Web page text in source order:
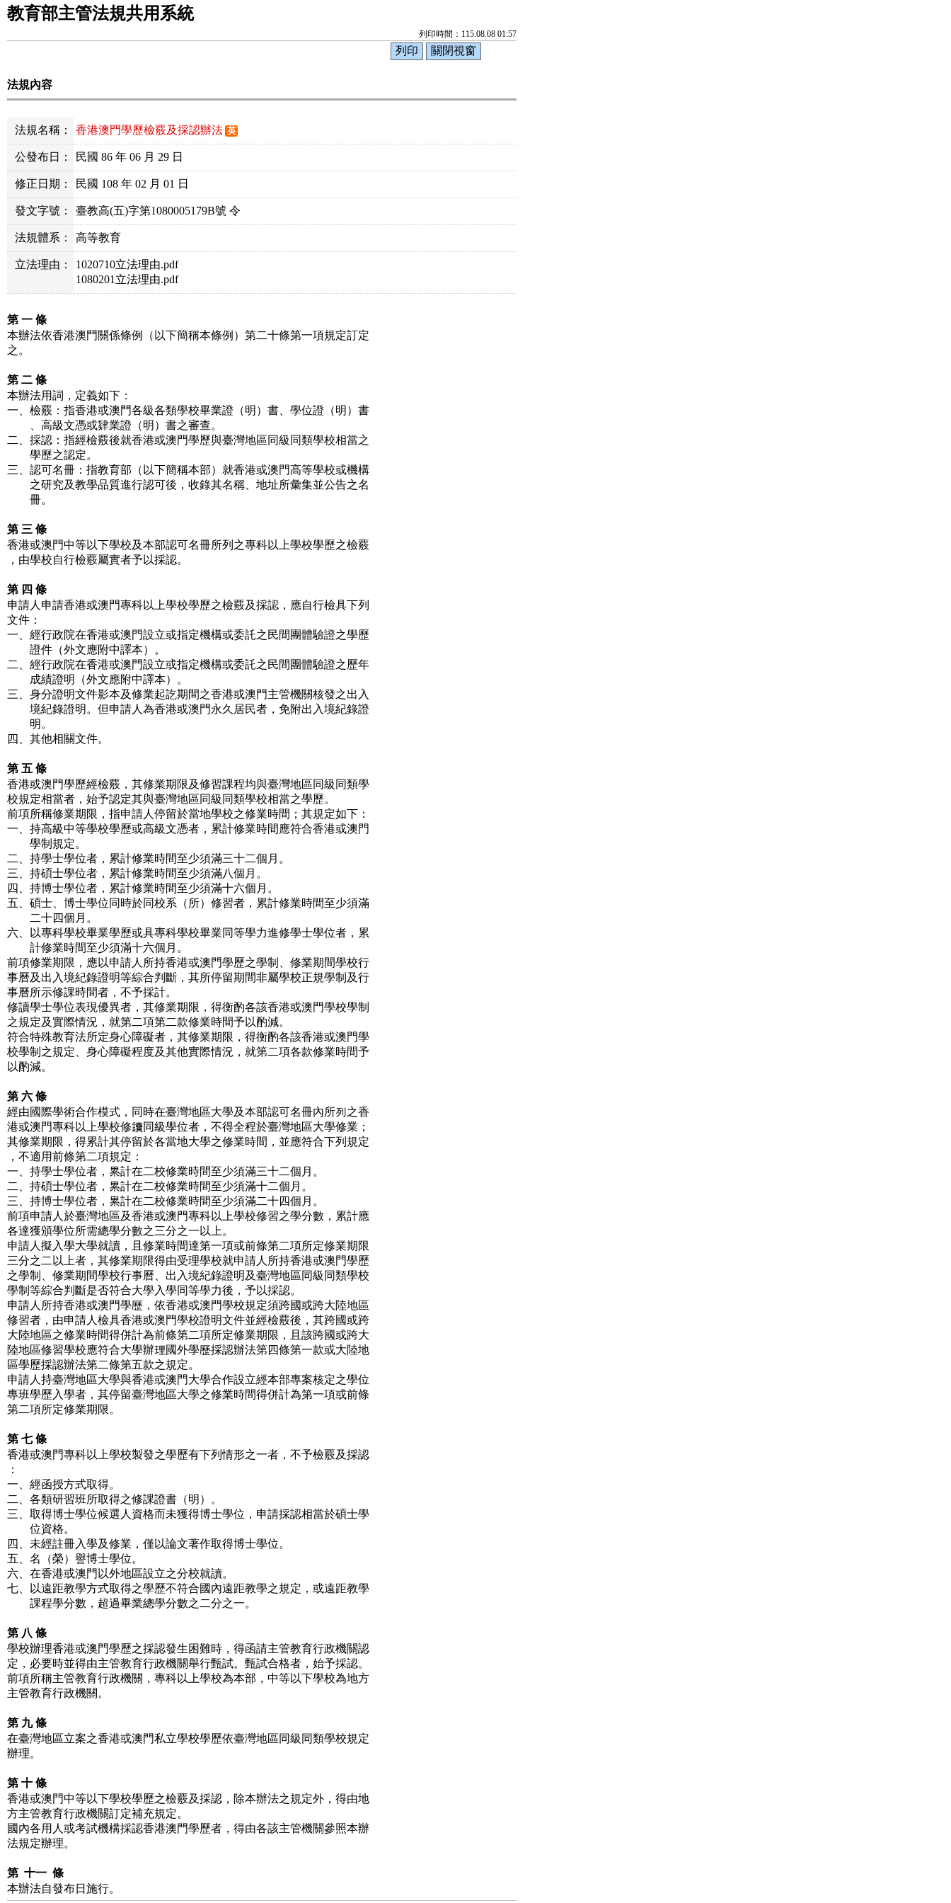
教育部主管法規共用系統
列印時間：115.08.08 01:57
法規內容
法規名稱： 香港澳門學歷檢覈及採認辦法 英
公發布日： 民國 86 年 06 月 29 日
修正日期： 民國 108 年 02 月 01 日
發文字號： 臺教高(五)字第1080005179B號 令
法規體系： 高等教育
立法理由：
1020710立法理由.pdf
1080201立法理由.pdf
第 一 條
本辦法依香港澳門關係條例（以下簡稱本條例）第二十條第一項規定訂定
之。
第 二 條
本辦法用詞，定義如下：
一、檢覈：指香港或澳門各級各類學校畢業證（明）書、學位證（明）書
、高級文憑或肄業證（明）書之審查。
二、採認：指經檢覈後就香港或澳門學歷與臺灣地區同級同類學校相當之
學歷之認定。
三、認可名冊：指教育部（以下簡稱本部）就香港或澳門高等學校或機構
之研究及教學品質進行認可後，收錄其名稱、地址所彙集並公告之名
冊。
第 三 條
香港或澳門中等以下學校及本部認可名冊所列之專科以上學校學歷之檢覈
，由學校自行檢覈屬實者予以採認。
第 四 條
申請人申請香港或澳門專科以上學校學歷之檢覈及採認，應自行檢具下列
文件：
一、經行政院在香港或澳門設立或指定機構或委託之民間團體驗證之學歷
證件（外文應附中譯本）。
二、經行政院在香港或澳門設立或指定機構或委託之民間團體驗證之歷年
成績證明（外文應附中譯本）。
三、身分證明文件影本及修業起訖期間之香港或澳門主管機關核發之出入
境紀錄證明。但申請人為香港或澳門永久居民者，免附出入境紀錄證
明。
四、其他相關文件。
第 五 條
香港或澳門學歷經檢覈，其修業期限及修習課程均與臺灣地區同級同類學
校規定相當者，始予認定其與臺灣地區同級同類學校相當之學歷。
前項所稱修業期限，指申請人停留於當地學校之修業時間；其規定如下：
一、持高級中等學校學歷或高級文憑者，累計修業時間應符合香港或澳門
學制規定。
二、持學士學位者，累計修業時間至少須滿三十二個月。
三、持碩士學位者，累計修業時間至少須滿八個月。
四、持博士學位者，累計修業時間至少須滿十六個月。
五、碩士、博士學位同時於同校系（所）修習者，累計修業時間至少須滿
二十四個月。
六、以專科學校畢業學歷或具專科學校畢業同等學力進修學士學位者，累
計修業時間至少須滿十六個月。
前項修業期限，應以申請人所持香港或澳門學歷之學制、修業期間學校行
事曆及出入境紀錄證明等綜合判斷，其所停留期間非屬學校正規學制及行
事曆所示修課時間者，不予採計。
修讀學士學位表現優異者，其修業期限，得衡酌各該香港或澳門學校學制
之規定及實際情況，就第二項第二款修業時間予以酌減。
符合特殊教育法所定身心障礙者，其修業期限，得衡酌各該香港或澳門學
校學制之規定、身心障礙程度及其他實際情況，就第二項各款修業時間予
以酌減。
第 六 條
經由國際學術合作模式，同時在臺灣地區大學及本部認可名冊內所列之香
港或澳門專科以上學校修讀同級學位者，不得全程於臺灣地區大學修業；
其修業期限，得累計其停留於各當地大學之修業時間，並應符合下列規定
，不適用前條第二項規定：
一、持學士學位者，累計在二校修業時間至少須滿三十二個月。
二、持碩士學位者，累計在二校修業時間至少須滿十二個月。
三、持博士學位者，累計在二校修業時間至少須滿二十四個月。
前項申請人於臺灣地區及香港或澳門專科以上學校修習之學分數，累計應
各達獲頒學位所需總學分數之三分之一以上。
申請人擬入學大學就讀，且修業時間達第一項或前條第二項所定修業期限
三分之二以上者，其修業期限得由受理學校就申請人所持香港或澳門學歷
之學制、修業期間學校行事曆、出入境紀錄證明及臺灣地區同級同類學校
學制等綜合判斷是否符合大學入學同等學力後，予以採認。
申請人所持香港或澳門學歷，依香港或澳門學校規定須跨國或跨大陸地區
修習者，由申請人檢具香港或澳門學校證明文件並經檢覈後，其跨國或跨
大陸地區之修業時間得併計為前條第二項所定修業期限，且該跨國或跨大
陸地區修習學校應符合大學辦理國外學歷採認辦法第四條第一款或大陸地
區學歷採認辦法第二條第五款之規定。
申請人持臺灣地區大學與香港或澳門大學合作設立經本部專案核定之學位
專班學歷入學者，其停留臺灣地區大學之修業時間得併計為第一項或前條
第二項所定修業期限。
第 七 條
香港或澳門專科以上學校製發之學歷有下列情形之一者，不予檢覈及採認
：
一、經函授方式取得。
二、各類研習班所取得之修課證書（明）。
三、取得博士學位候選人資格而未獲得博士學位，申請採認相當於碩士學
位資格。
四、未經註冊入學及修業，僅以論文著作取得博士學位。
五、名（榮）譽博士學位。
六、在香港或澳門以外地區設立之分校就讀。
七、以遠距教學方式取得之學歷不符合國內遠距教學之規定，或遠距教學
課程學分數，超過畢業總學分數之二分之一。
第 八 條
學校辦理香港或澳門學歷之採認發生困難時，得函請主管教育行政機關認
定，必要時並得由主管教育行政機關舉行甄試。甄試合格者，始予採認。
前項所稱主管教育行政機關，專科以上學校為本部，中等以下學校為地方
主管教育行政機關。
第 九 條
在臺灣地區立案之香港或澳門私立學校學歷依臺灣地區同級同類學校規定
辦理。
第 十 條
香港或澳門中等以下學校學歷之檢覈及採認，除本辦法之規定外，得由地
方主管教育行政機關訂定補充規定。
國內各用人或考試機構採認香港澳門學歷者，得由各該主管機關參照本辦
法規定辦理。
第 十一 條
本辦法自發布日施行。